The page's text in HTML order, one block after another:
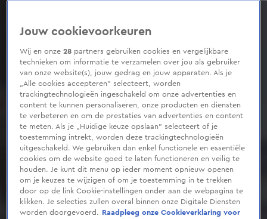
seconds
Jouw cookievoorkeuren
Wij en onze28 partners gebruiken cookies en vergelijkbare
technieken om informatie te verzamelen over jou als gebruiker
van onze website(s), jouw gedrag en jouw apparaten. Als je
„Alle cookies accepteren” selecteert, worden
trackingtechnologieën ingeschakeld om onze advertenties en
content te kunnen personaliseren, onze producten en diensten
te verbeteren en om de prestaties van advertenties en content
te meten. Als je „Huidige keuze opslaan” selecteert of je
toestemming intrekt, worden deze trackingtechnologieën
uitgeschakeld. We gebruiken dan enkel functionele en essentiële
cookies om de website goed te laten functioneren en veilig te
houden. Je kunt dit menu op ieder moment opnieuw openen
om je keuzes te wijzigen of om je toestemming in te trekken
door op de link Cookie-instellingen onder aan de webpagina te
klikken. Je selecties zullen overal binnen onze Digitale Diensten
worden doorgevoerd.
Raadpleeg onze Cookieverklaring voor